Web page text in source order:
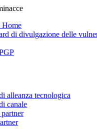
Home
di divulgazione delle
alleanza tecnologica
canale